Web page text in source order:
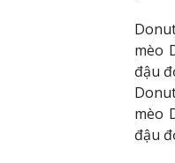
mèo
đậu
mèo
đậu